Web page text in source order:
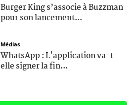
Burger King s’associe à Buzzman
pour son lancement...
Médias
WhatsApp : L'application va-t-
elle signer la fin...